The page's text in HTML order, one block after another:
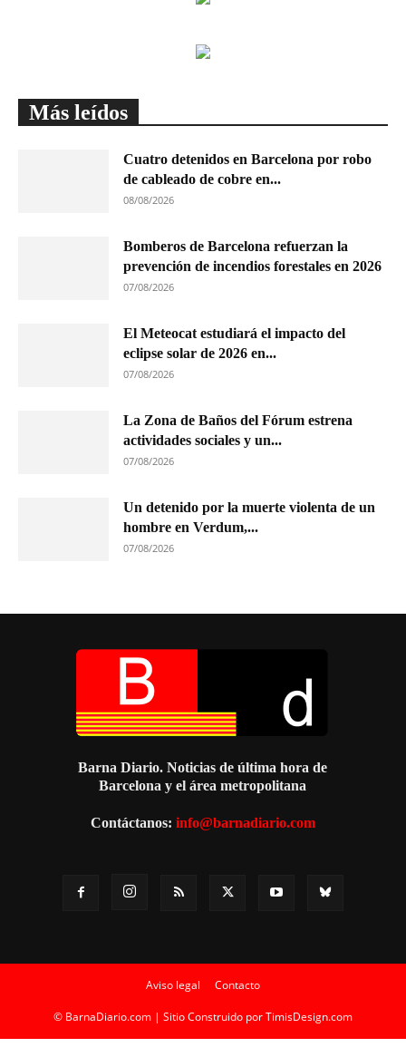
Más leídos
Cuatro detenidos en Barcelona por robo
de cableado de cobre en...
08/08/2026
Bomberos de Barcelona refuerzan la
prevención de incendios forestales en 2026
07/08/2026
El Meteocat estudiará el impacto del
eclipse solar de 2026 en...
07/08/2026
La Zona de Baños del Fórum estrena
actividades sociales y un...
07/08/2026
Un detenido por la muerte violenta de un
hombre en Verdum,...
07/08/2026
Barna Diario. Noticias de última hora de
Barcelona y el área metropolitana
Contáctanos: info@barnadiario.com
Aviso legal Contacto
© BarnaDiario.com | Sitio Construido porTimisDesign.com